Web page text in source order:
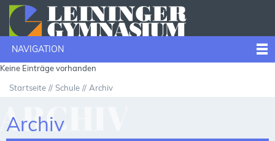
NAVIGATION
Keine Einträge vorhanden
Startseite Schule Archiv
Archiv